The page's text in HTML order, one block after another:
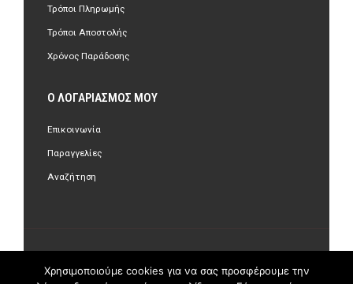
Τρόποι Πληρωμής
Τρόποι Αποστολής
Χρόνος Παράδοσης
Ο ΛΟΓΑΡΙΑΣΜΌΣ ΜΟΥ
Επικοινωνία
Παραγγελίες
Αναζήτηση
Χρησιμοποιούμε cookies για να σας προσφέρουμε την